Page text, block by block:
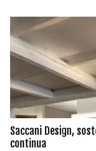
Saccani Design,
continua